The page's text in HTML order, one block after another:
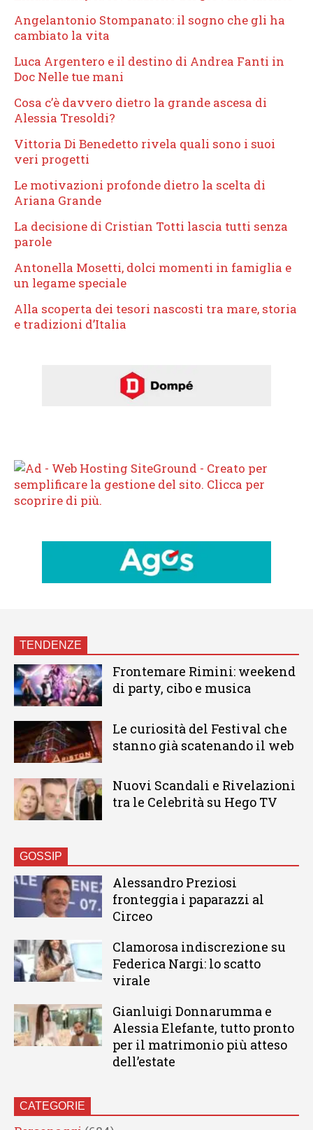
Angelantonio Stompanato: il sogno che gli ha
cambiato la vita
Luca Argentero e il destino di Andrea Fanti in
Doc Nelle tue mani
Cosa c’è davvero dietro la grande ascesa di
Alessia Tresoldi?
Vittoria Di Benedetto rivela quali sono i suoi
veri progetti
Le motivazioni profonde dietro la scelta di
Ariana Grande
La decisione di Cristian Totti lascia tutti senza
parole
Antonella Mosetti, dolci momenti in famiglia e
un legame speciale
Alla scoperta dei tesori nascosti tra mare, storia
e tradizioni d’Italia
TENDENZE
Frontemare Rimini: weekend
di party, cibo e musica
Le curiosità del Festival che
stanno già scatenando il web
Nuovi Scandali e Rivelazioni
tra le Celebrità su Hego TV
GOSSIP
Alessandro Preziosi
fronteggia i paparazzi al
Circeo
Clamorosa indiscrezione su
Federica Nargi: lo scatto
virale
Gianluigi Donnarumma e
Alessia Elefante, tutto pronto
per il matrimonio più atteso
dell’estate
CATEGORIE